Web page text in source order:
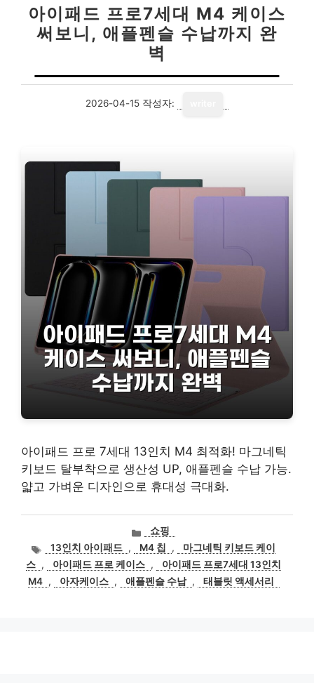
아이패드 프로7세대 M4 케이스
써보니, 애플펜슬 수납까지 완
벽
2026-04-15 작성자:
아이패드 프로 7세대 13인치 M4 최적화! 마그네틱
키보드 탈부착으로 생산성 UP, 애플펜슬 수납 가능.
얇고 가벼운 디자인으로 휴대성 극대화.
카
테
고
리
쇼핑
태
그
13인치 아이패드 , M4 칩 ,
마그네틱 키보드 케이
스 , 아이패드 프로 케이스 ,
아이패드 프로7세대 13인치
M4 , 아자케이스 , 애플펜슬 수납 , 태블릿 액세서리